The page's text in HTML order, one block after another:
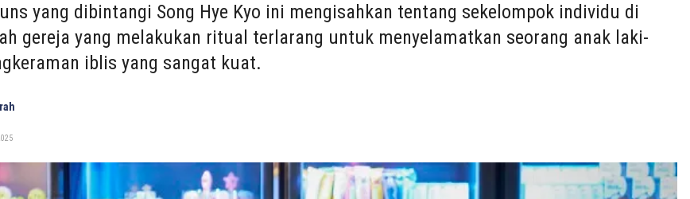
yang dibintangi Song Hye Kyo ini mengisahkan tentang sekelompok individu di
gereja yang melakukan ritual terlarang untuk menyelamatkan seorang anak laki-
iblis yang sangat kuat.